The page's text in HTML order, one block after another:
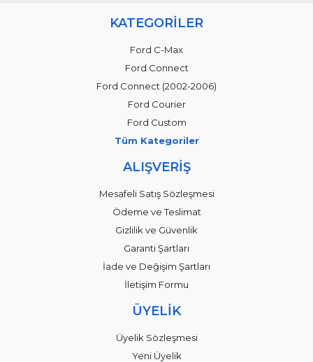
KATEGORİLER
Ford C-Max
Ford Connect
Ford Connect (2002-2006)
Ford Courier
Ford Custom
Tüm Kategoriler
ALIŞVERİŞ
Mesafeli Satış Sözleşmesi
Ödeme ve Teslimat
Gizlilik ve Güvenlik
Garanti Şartları
İade ve Değişim Şartları
İletişim Formu
ÜYELİK
Üyelik Sözleşmesi
Yeni Üyelik